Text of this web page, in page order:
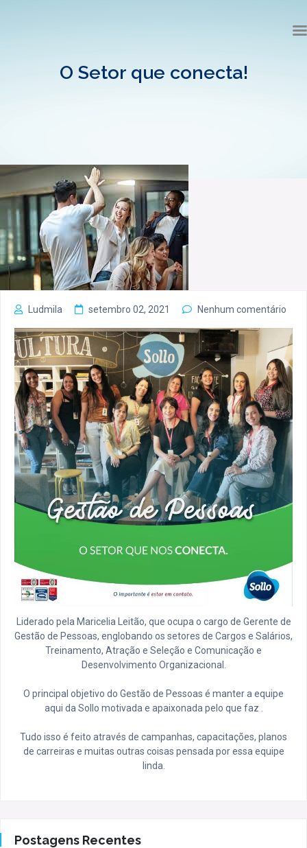
O Setor que conecta!
Ludmila setembro 02, 2021 Nenhum comentário
Liderado pela Maricelia Leitão, que ocupa o cargo de Gerente de
Gestão de Pessoas, englobando os setores de Cargos e Salários,
Treinamento, Atração e Seleção e Comunicação e
Desenvolvimento Organizacional.
O principal objetivo do Gestão de Pessoas é manter a equipe
aqui da Sollo motivada e apaixonada pelo que faz .
Tudo isso é feito através de campanhas, capacitações, planos
de carreiras e muitas outras coisas pensada por essa equipe
linda.
Postagens Recentes